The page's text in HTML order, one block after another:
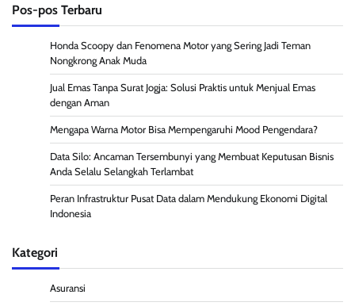
Pos-pos Terbaru
Honda Scoopy dan Fenomena Motor yang Sering Jadi Teman
Nongkrong Anak Muda
Jual Emas Tanpa Surat Jogja: Solusi Praktis untuk Menjual Emas
dengan Aman
Mengapa Warna Motor Bisa Mempengaruhi Mood Pengendara?
Data Silo: Ancaman Tersembunyi yang Membuat Keputusan Bisnis
Anda Selalu Selangkah Terlambat
Peran Infrastruktur Pusat Data dalam Mendukung Ekonomi Digital
Indonesia
Kategori
Asuransi